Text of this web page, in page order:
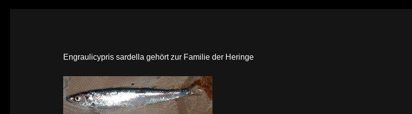
Engraulicypris sardella gehört zur Familie der Heringe